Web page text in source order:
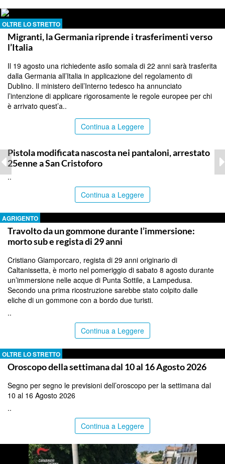
OLTRE LO STRETTO
Migranti, la Germania riprende i trasferimenti verso
l’Italia
Il 19 agosto una richiedente asilo somala di 22 anni sarà trasferita
dalla Germania all’Italia in applicazione del regolamento di
Dublino. Il ministero dell’Interno tedesco ha annunciato
l’intenzione di applicare rigorosamente le regole europee per chi
è arrivato quest’a..
Continua a Leggere
Pistola modificata nascosta nei pantaloni, arrestato
25enne a San Cristoforo
..
Continua a Leggere
AGRIGENTO
Travolto da un gommone durante l’immersione:
morto sub e regista di 29 anni
Cristiano Giamporcaro, regista di 29 anni originario di
Caltanissetta, è morto nel pomeriggio di sabato 8 agosto durante
un’immersione nelle acque di Punta Sottile, a Lampedusa.
Secondo una prima ricostruzione sarebbe stato colpito dalle
eliche di un gommone con a bordo due turisti.
..
Continua a Leggere
OLTRE LO STRETTO
Oroscopo della settimana dal 10 al 16 Agosto 2026
Segno per segno le previsioni dell’oroscopo per la settimana dal
10 al 16 Agosto 2026
..
Continua a Leggere